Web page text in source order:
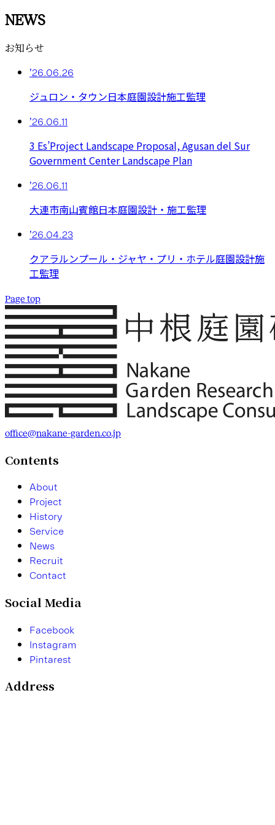
NEWS
お知らせ
’26.06.26
ジュロン・タウン日本庭園設計施工監理
’26.06.11
3 Es’Project Landscape Proposal, Agusan del Sur
Government Center Landscape Plan
’26.06.11
大連市南山賓館日本庭園設計・施工監理
’26.04.23
クアラルンプール・ジャヤ・プリ・ホテル庭園設計施
工監理
Page top
office@nakane-garden.co.jp
Contents
About
Project
History
Service
News
Recruit
Contact
Social Media
Facebook
Instagram
Pintarest
Address